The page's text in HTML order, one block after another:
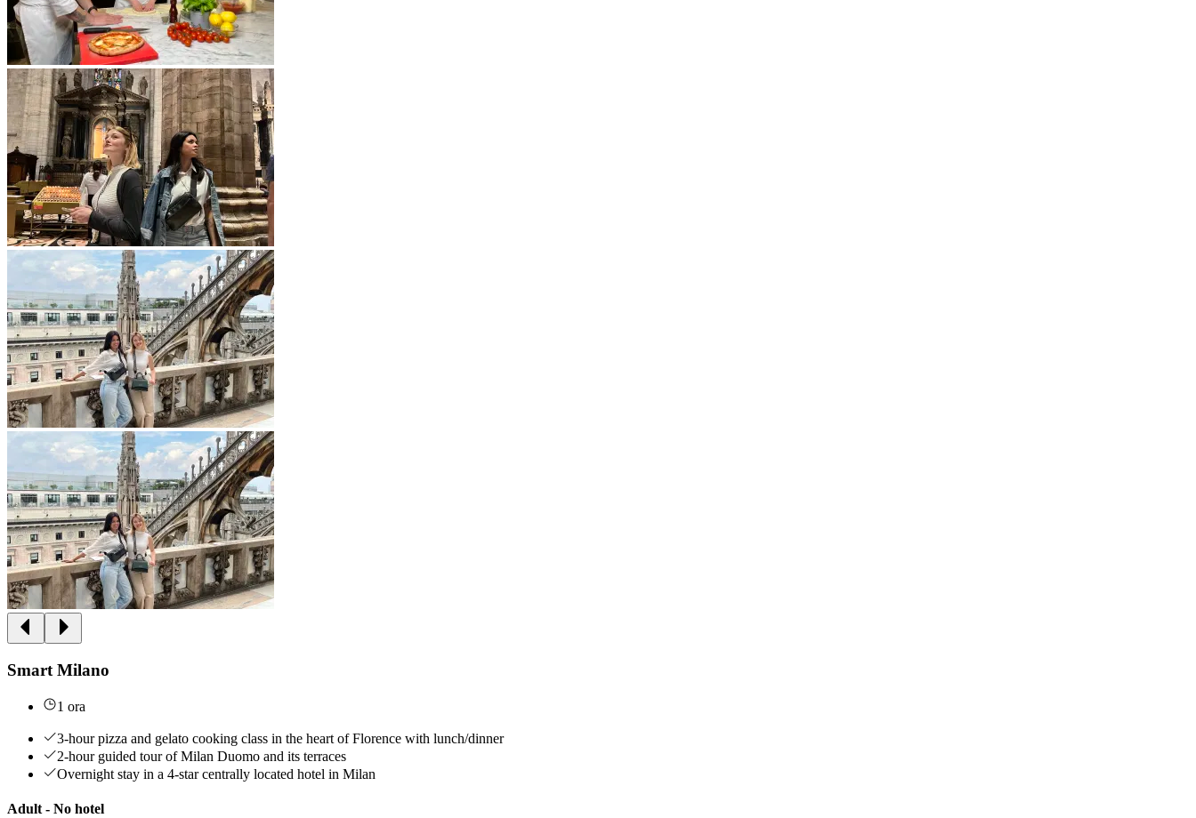
Smart Milano
1 ora
3-hour pizza and gelato cooking class in the heart of Florence with lunch/dinner
2-hour guided tour of Milan Duomo and its terraces
Overnight stay in a 4-star centrally located hotel in Milan
Adult - No hotel